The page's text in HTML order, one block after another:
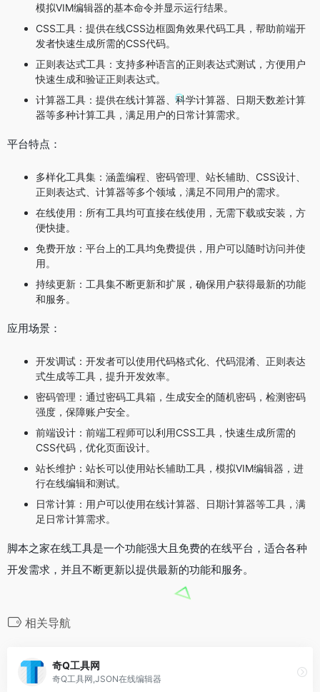
模拟VIM编辑器的基本命令并显示运行结果。
CSS工具：提供在线CSS边框圆角效果代码工具，帮助前端开
发者快速生成所需的CSS代码。
正则表达式工具：支持多种语言的正则表达式测试，方便用户
快速生成和验证正则表达式。
计算器工具：提供在线计算器、科学计算器、日期天数差计算
器等多种计算工具，满足用户的日常计算需求。
平台特点：
多样化工具集：涵盖编程、密码管理、站长辅助、CSS设计、
正则表达式、计算器等多个领域，满足不同用户的需求。
在线使用：所有工具均可直接在线使用，无需下载或安装，方
便快捷。
免费开放：平台上的工具均免费提供，用户可以随时访问并使
用。
持续更新：工具集不断更新和扩展，确保用户获得最新的功能
和服务。
应用场景：
开发调试：开发者可以使用代码格式化、代码混淆、正则表达
式生成等工具，提升开发效率。
密码管理：通过密码工具箱，生成安全的随机密码，检测密码
强度，保障账户安全。
前端设计：前端工程师可以利用CSS工具，快速生成所需的
CSS代码，优化页面设计。
站长维护：站长可以使用站长辅助工具，模拟VIM编辑器，进
行在线编辑和测试。
日常计算：用户可以使用在线计算器、日期计算器等工具，满
足日常计算需求。
脚本之家在线工具是一个功能强大且免费的在线平台，适合各种
开发需求，并且不断更新以提供最新的功能和服务。
相关导航
奇Q工具网
奇Q工具网,JSON在线编辑器